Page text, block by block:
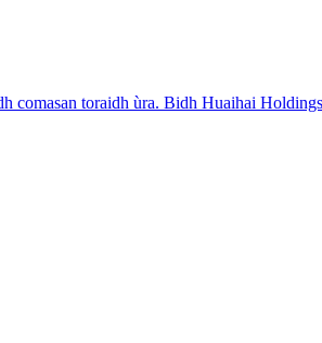
comasan toraidh ùra. Bidh Huaihai